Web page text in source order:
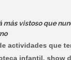
más vistoso que
actividades que
infantil, show